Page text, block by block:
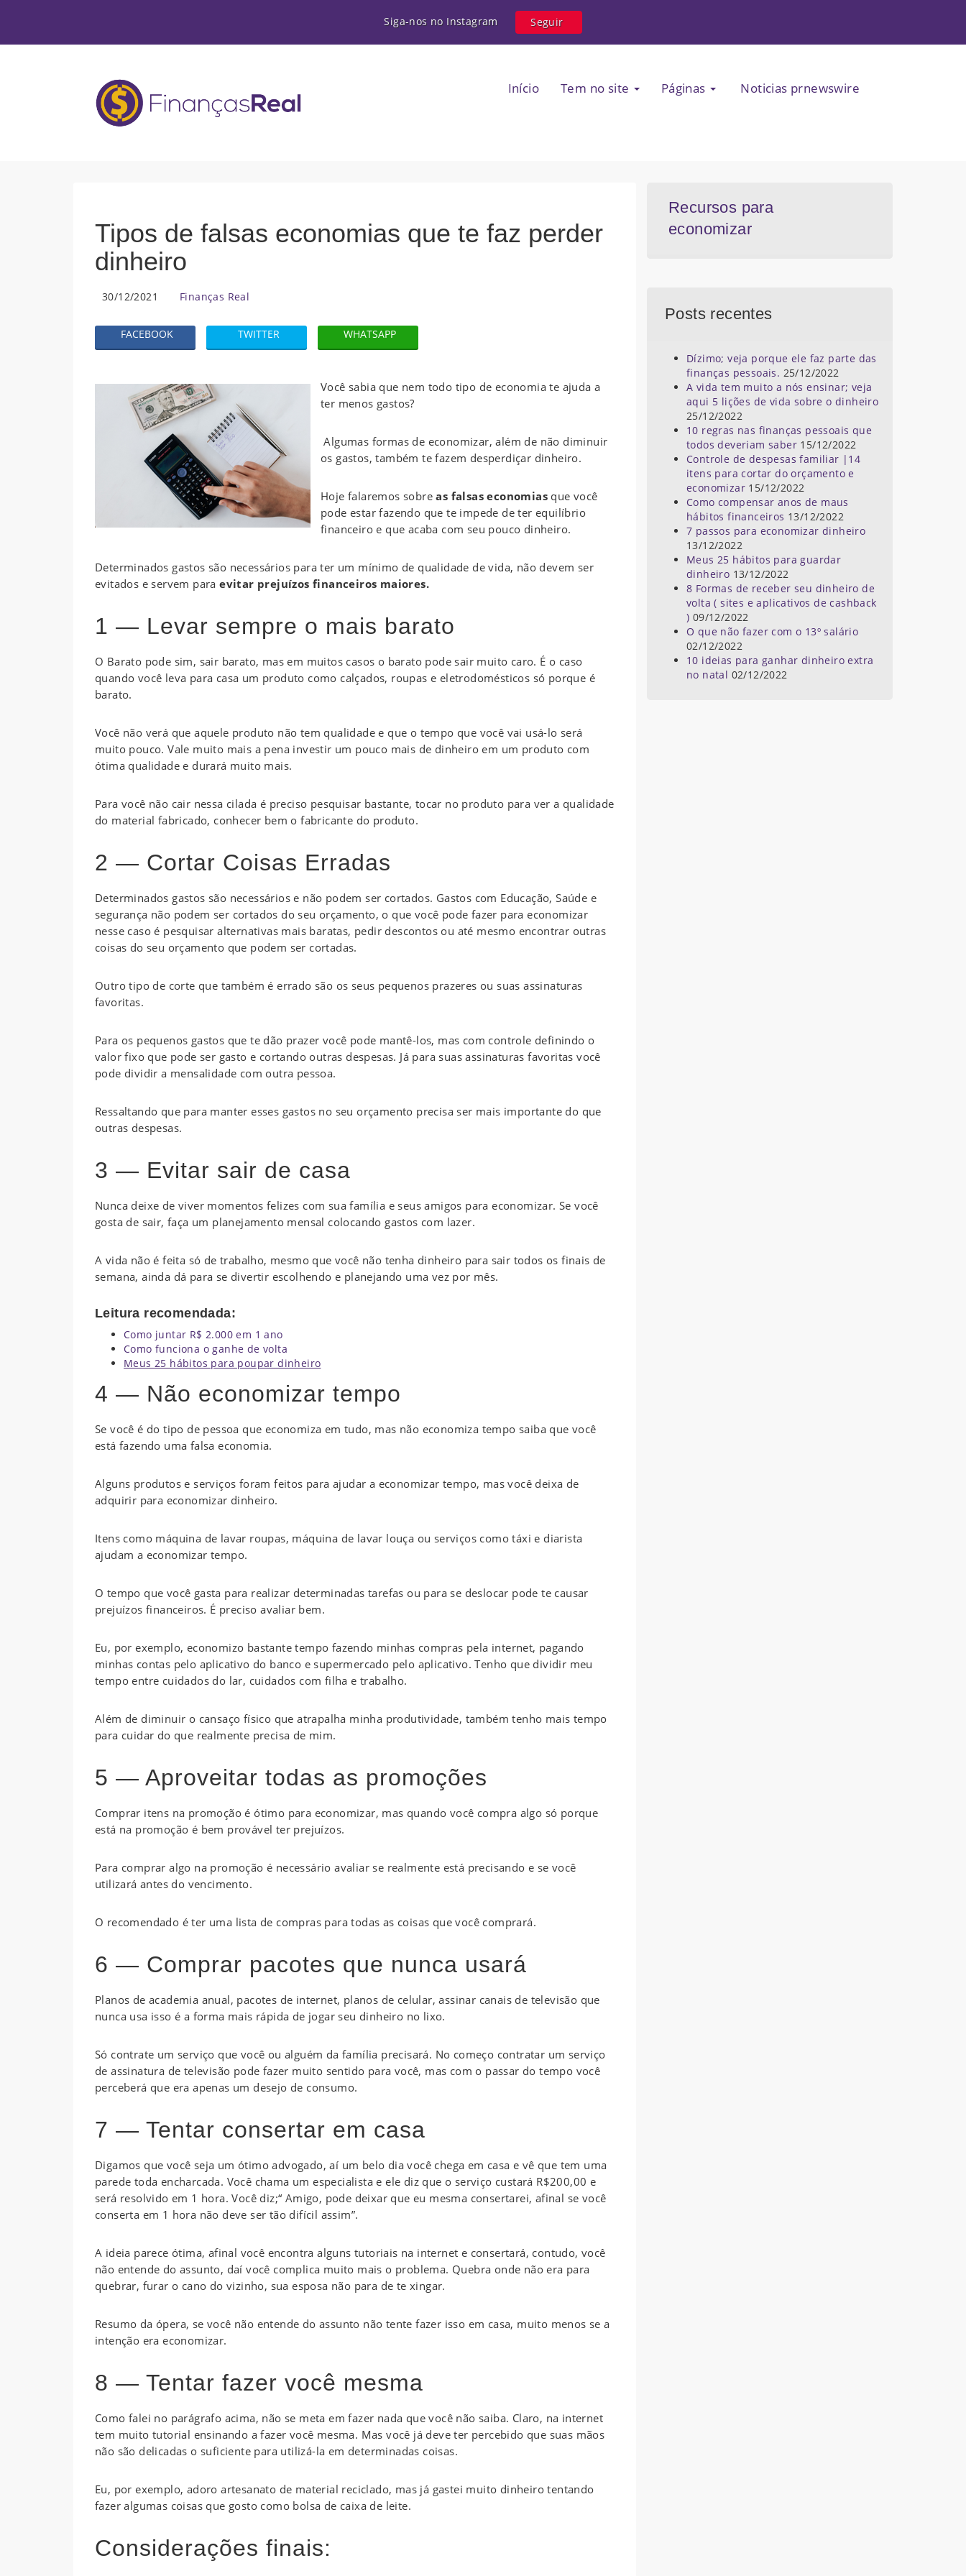
Siga-nos no Instagram Seguir
Início Tem no site Páginas Noticias prnewswire
Tipos de falsas economias que te faz perder
dinheiro
30/12/2021 Finanças Real
FACEBOOK TWITTER WHATSAPP
Você sabia que nem todo tipo de economia te ajuda a
ter menos gastos?
Algumas formas de economizar, além de não diminuir
os gastos, também te fazem desperdiçar dinheiro.
Hoje falaremos sobreas falsas economias que você
pode estar fazendo que te impede de ter equilíbrio
financeiro e que acaba com seu pouco dinheiro.
Determinados gastos são necessários para ter um mínimo de qualidade de vida, não devem ser
evitados e servem paraevitar prejuízos financeiros maiores.
1 — Levar sempre o mais barato
O Barato pode sim, sair barato, mas em muitos casos o barato pode sair muito caro. É o caso
quando você leva para casa um produto como calçados, roupas e eletrodomésticos só porque é
barato.
Você não verá que aquele produto não tem qualidade e que o tempo que você vai usá-lo será
muito pouco. Vale muito mais a pena investir um pouco mais de dinheiro em um produto com
ótima qualidade e durará muito mais.
Para você não cair nessa cilada é preciso pesquisar bastante, tocar no produto para ver a qualidade
do material fabricado, conhecer bem o fabricante do produto.
2 — Cortar Coisas Erradas
Determinados gastos são necessários e não podem ser cortados. Gastos com Educação, Saúde e
segurança não podem ser cortados do seu orçamento, o que você pode fazer para economizar
nesse caso é pesquisar alternativas mais baratas, pedir descontos ou até mesmo encontrar outras
coisas do seu orçamento que podem ser cortadas.
Outro tipo de corte que também é errado são os seus pequenos prazeres ou suas assinaturas
favoritas.
Para os pequenos gastos que te dão prazer você pode mantê-los, mas com controle definindo o
valor fixo que pode ser gasto e cortando outras despesas. Já para suas assinaturas favoritas você
pode dividir a mensalidade com outra pessoa.
Ressaltando que para manter esses gastos no seu orçamento precisa ser mais importante do que
outras despesas.
3 — Evitar sair de casa
Nunca deixe de viver momentos felizes com sua família e seus amigos para economizar. Se você
gosta de sair, faça um planejamento mensal colocando gastos com lazer.
A vida não é feita só de trabalho, mesmo que você não tenha dinheiro para sair todos os finais de
semana, ainda dá para se divertir escolhendo e planejando uma vez por mês.
Leitura recomendada:
Como juntar R$ 2.000 em 1 ano
Como funciona o ganhe de volta
Meus 25 hábitos para poupar dinheiro
4 — Não economizar tempo
Se você é do tipo de pessoa que economiza em tudo, mas não economiza tempo saiba que você
está fazendo uma falsa economia.
Alguns produtos e serviços foram feitos para ajudar a economizar tempo, mas você deixa de
adquirir para economizar dinheiro.
Itens como máquina de lavar roupas, máquina de lavar louça ou serviços como táxi e diarista
ajudam a economizar tempo.
O tempo que você gasta para realizar determinadas tarefas ou para se deslocar pode te causar
prejuízos financeiros. É preciso avaliar bem.
Eu, por exemplo, economizo bastante tempo fazendo minhas compras pela internet, pagando
minhas contas pelo aplicativo do banco e supermercado pelo aplicativo. Tenho que dividir meu
tempo entre cuidados do lar, cuidados com filha e trabalho.
Além de diminuir o cansaço físico que atrapalha minha produtividade, também tenho mais tempo
para cuidar do que realmente precisa de mim.
5 — Aproveitar todas as promoções
Comprar itens na promoção é ótimo para economizar, mas quando você compra algo só porque
está na promoção é bem provável ter prejuízos.
Para comprar algo na promoção é necessário avaliar se realmente está precisando e se você
utilizará antes do vencimento.
O recomendado é ter uma lista de compras para todas as coisas que você comprará.
6 — Comprar pacotes que nunca usará
Planos de academia anual, pacotes de internet, planos de celular, assinar canais de televisão que
nunca usa isso é a forma mais rápida de jogar seu dinheiro no lixo.
Só contrate um serviço que você ou alguém da família precisará. No começo contratar um serviço
de assinatura de televisão pode fazer muito sentido para você, mas com o passar do tempo você
perceberá que era apenas um desejo de consumo.
7 — Tentar consertar em casa
Digamos que você seja um ótimo advogado, aí um belo dia você chega em casa e vê que tem uma
parede toda encharcada. Você chama um especialista e ele diz que o serviço custará R$200,00 e
será resolvido em 1 hora. Você diz;“ Amigo, pode deixar que eu mesma consertarei, afinal se você
conserta em 1 hora não deve ser tão difícil assim”.
A ideia parece ótima, afinal você encontra alguns tutoriais na internet e consertará, contudo, você
não entende do assunto, daí você complica muito mais o problema. Quebra onde não era para
quebrar, furar o cano do vizinho, sua esposa não para de te xingar.
Resumo da ópera, se você não entende do assunto não tente fazer isso em casa, muito menos se a
intenção era economizar.
8 — Tentar fazer você mesma
Como falei no parágrafo acima, não se meta em fazer nada que você não saiba. Claro, na internet
tem muito tutorial ensinando a fazer você mesma. Mas você já deve ter percebido que suas mãos
não são delicadas o suficiente para utilizá-la em determinadas coisas.
Eu, por exemplo, adoro artesanato de material reciclado, mas já gastei muito dinheiro tentando
fazer algumas coisas que gosto como bolsa de caixa de leite.
Considerações finais:
Recursos para
economizar
Posts recentes
Dízimo; veja porque ele faz parte das
finanças pessoais. 25/12/2022
A vida tem muito a nós ensinar; veja
aqui 5 lições de vida sobre o dinheiro
25/12/2022
10 regras nas finanças pessoais que
todos deveriam saber 15/12/2022
Controle de despesas familiar |14
itens para cortar do orçamento e
economizar 15/12/2022
Como compensar anos de maus
hábitos financeiros 13/12/2022
7 passos para economizar dinheiro
13/12/2022
Meus 25 hábitos para guardar
dinheiro 13/12/2022
8 Formas de receber seu dinheiro de
volta ( sites e aplicativos de cashback
) 09/12/2022
O que não fazer com o 13º salário
02/12/2022
10 ideias para ganhar dinheiro extra
no natal 02/12/2022